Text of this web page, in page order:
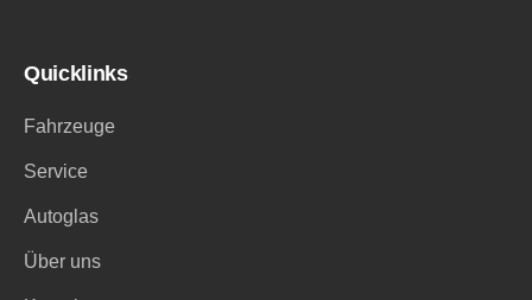
Quicklinks
Fahrzeuge
Service
Autoglas
Über uns